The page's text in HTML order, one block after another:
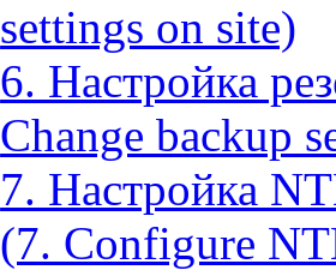
settings on site)
6. Настройка
Change backup
7. Настройка
(7. Configure